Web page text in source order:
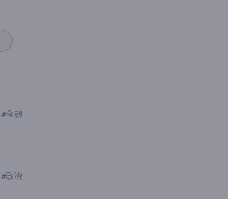
#金融
#政治